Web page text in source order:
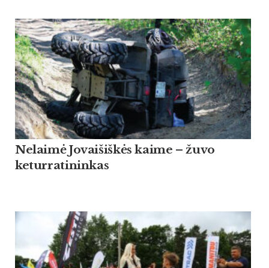
Nelaimė Jovaišiškės kaime – žuvo
keturratininkas